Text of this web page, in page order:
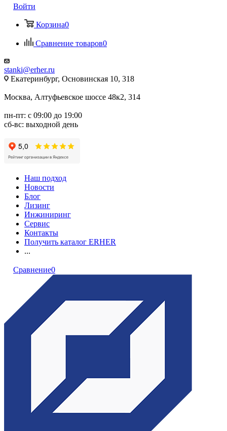
Войти
Корзина0
Сравнение товаров0
stanki@erher.ru
Екатеринбург, Основинская 10, 318
Москва, Алтуфьевское шоссе 48к2, 314
пн-пт: с 09:00 до 19:00
сб-вс: выходной день
Наш подход
Новости
Блог
Лизинг
Инжиниринг
Сервис
Контакты
Получить каталог ERHER
...
Сравнение0